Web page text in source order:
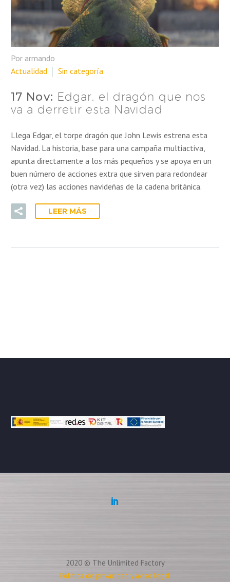
Por armando
Actualidad
Sin categoría
17 Nov: Edgar, el dragón que nos
va a derretir esta Navidad
Llega Edgar, el torpe dragón que John Lewis estrena esta
Navidad. La historia, base para una campaña multiactiva,
apunta directamente a los más pequeños y se apoya en un
buen número de acciones extra que sirven para redondear
(otra vez) las acciones navideñas de la cadena británica.
LEER MÁS
2020 © The Unlimited Factory
Política de privacidad y aviso legal